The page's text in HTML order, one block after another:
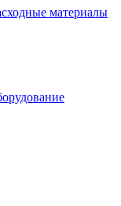
материалы